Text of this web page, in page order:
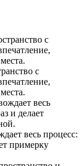
с
весь процесс:
примерку